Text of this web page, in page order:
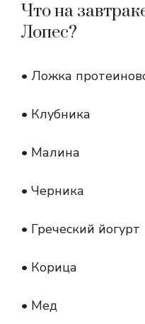
Что на
Лопес?
• Ложка
• Клубника
• Малина
• Черника
• Греческий йогурт
• Корица
• Мед